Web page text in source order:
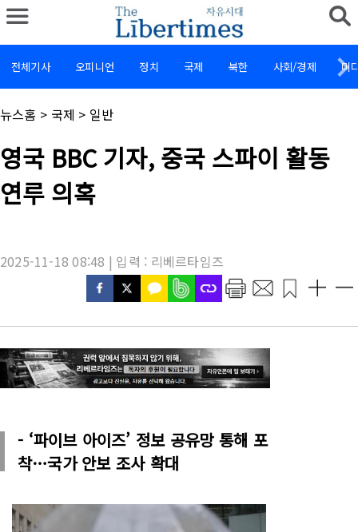
전체기사 오피니언 정치 국제 북한 사회/경제 미
채
널
:
뉴스홈 > 국제 > 일반
기
사
목
영국 BBC 기자, 중국 스파이 활동
연루 의혹
2025-11-18 08:48 | 입력 : 리베르타임즈
- ‘파이브 아이즈’ 정보 공유망 통해 포
착…국가 안보 조사 확대